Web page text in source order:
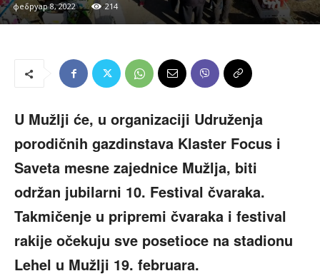
фебруар 8, 2022 214
U Mužlji će, u organizaciji Udruženja
porodičnih gazdinstava Klaster Focus i
Saveta mesne zajednice Mužlja, biti
održan jubilarni 10. Festival čvaraka.
Takmičenje u pripremi čvaraka i festival
rakije očekuju sve posetioce na stadionu
Lehel u Mužlji 19. februara.